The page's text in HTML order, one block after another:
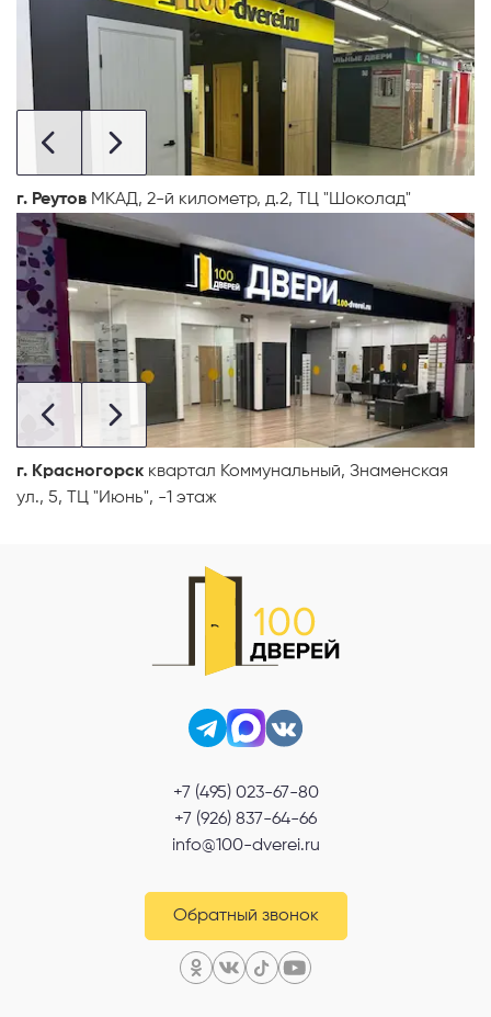
г. Реутов МКАД, 2-й километр, д.2, ТЦ "Шоколад"
г. Красногорск квартал Коммунальный, Знаменская
ул., 5, ТЦ "Июнь", -1 этаж
+7 (495) 023-67-80
+7 (926) 837-64-66
info@100-dverei.ru
Обратный звонок